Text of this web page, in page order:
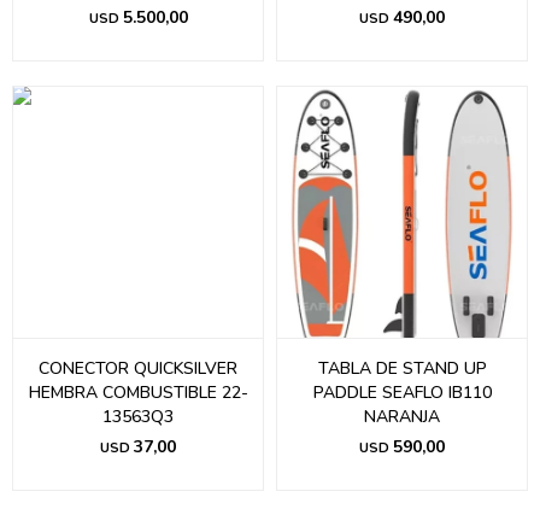
USD 5.500,00 USD 490,00
CONECTOR QUICKSILVER
HEMBRA COMBUSTIBLE 22-
13563Q3
USD 37,00
TABLA DE STAND UP
PADDLE SEAFLO IB110
NARANJA
USD 590,00